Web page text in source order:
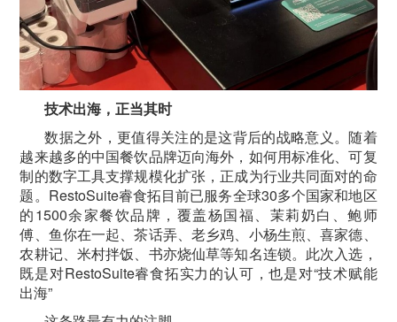
技术出海，正当其时
数据之外，更值得关注的是这背后的战略意义。随着
越来越多的中国餐饮品牌迈向海外，如何用标准化、可复
制的数字工具支撑规模化扩张，正成为行业共同面对的命
题。RestoSuite睿食拓目前已服务全球30多个国家和地区
的1500余家餐饮品牌，覆盖杨国福、茉莉奶白、鲍师
傅、鱼你在一起、茶话弄、老乡鸡、小杨生煎、喜家德、
农耕记、米村拌饭、书亦烧仙草等知名连锁。此次入选，
既是对RestoSuite睿食拓实力的认可，也是对“技术赋能
出海”